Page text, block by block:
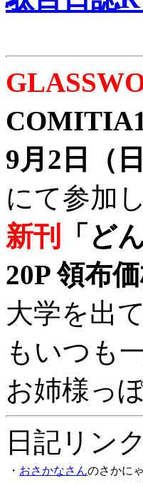
9月2日（
にて参加
新刊
「ど
20P 領布
大学を出
もいつも
お姉様っ
日記リン
・ おさかなさんのさかに